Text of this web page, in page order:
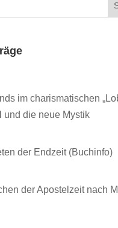
im charismatischen
und die neue Mystik
der Endzeit (Buchinfo)
der Apostelzeit nach